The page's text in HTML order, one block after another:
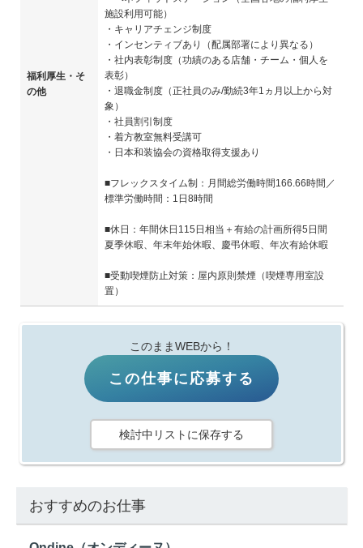
福利厚生・そ
の他
施設利用可能）
・キャリアチェンジ制度
・インセンティブあり（配属部署により異なる）
・社内表彰制度（功績のある店舗・チーム・個人を
表彰）
・退職金制度（正社員のみ/勤続3年1ヵ月以上から対
象）
・社員割引制度
・着方教室無料受講可
・日本和装協会の資格取得支援あり
■フレックスタイム制：月間総労働時間166.66時間／
標準労働時間：1日8時間
■休日：年間休日115日相当＋有給の計画所得5日間
夏季休暇、年末年始休暇、慶弔休暇、年次有給休暇
■受動喫煙防止対策：屋内原則禁煙（喫煙専用室設
置）
このままWEBから！
この仕事に応募する
検討中リストに保存する
おすすめのお仕事